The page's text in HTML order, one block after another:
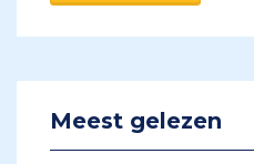
Meest gelezen